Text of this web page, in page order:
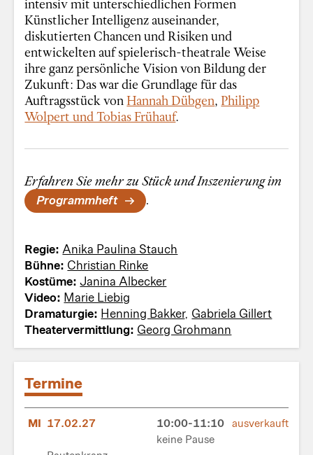
Künstlicher Intelligenz auseinander,
diskutierten Chancen und Risiken und
entwickelten auf spielerisch-theatrale Weise
ihre ganz persönliche Vision von Bildung der
Zukunft: Das war die Grundlage für das
Auftragsstück vonHannah Dübgen,Philipp
Wolpert und Tobias Frühauf.
Erfahren Sie mehr zu Stück und Inszenierung im
Programmheft
.
Regie:Anika Paulina Stauch
Bühne: Christian Rinke
Kostüme:Janina Albecker
Video: Marie Liebig
Dramaturgie: Henning Bakker, Gabriela Gillert
Theatervermittlung: Georg Grohmann
Termine
MI 17.02.27
10:00-11:10
keine Pause
ausverkauft